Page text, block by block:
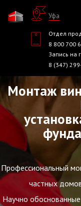
Уфа
Отдел
8 800 700
Запись на
8 (347)
Монтаж
Профессиональный
частных
Научно